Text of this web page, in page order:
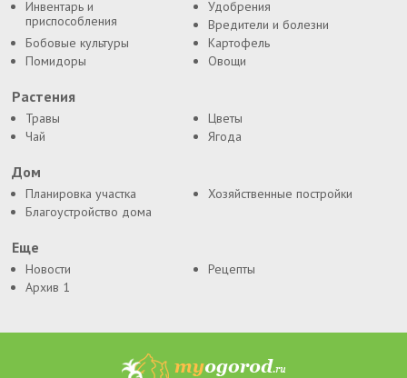
Инвентарь и
приспособления
Удобрения
Вредители и болезни
Бобовые культуры
Картофель
Помидоры
Овощи
Растения
Травы
Цветы
Чай
Ягода
Дом
Планировка участка
Хозяйственные постройки
Благоустройство дома
Еще
Новости
Рецепты
Архив 1